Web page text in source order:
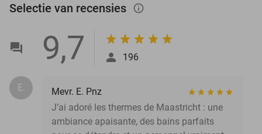
Selectie van recensies info_outlined
9,7 196
E.
Mevr. E. Pnz
J’ai adoré les thermes de Maastricht : une
ambiance apaisante, des bains parfaits